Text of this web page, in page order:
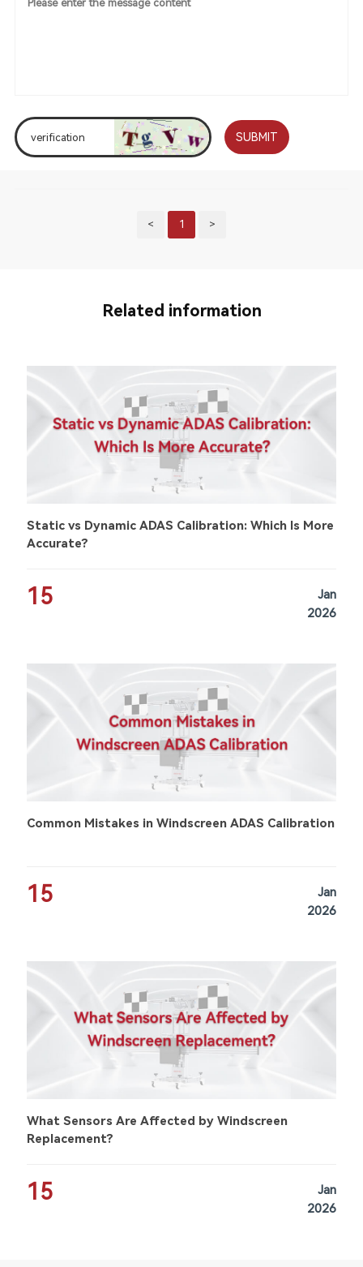
SUBMIT
< 1 >
Related information
Static vs Dynamic ADAS Calibration: Which Is More
Accurate?
15
Jan
2026
Common Mistakes in Windscreen ADAS Calibration
15
Jan
2026
What Sensors Are Affected by Windscreen
Replacement?
15
Jan
2026